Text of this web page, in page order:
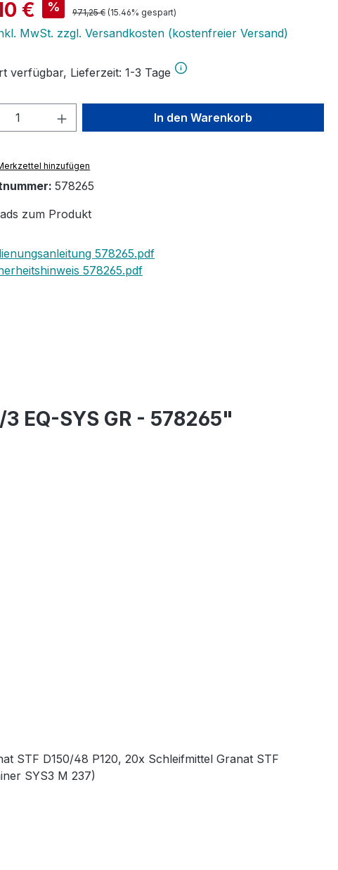
€ % Regulärer Preis:
971,25 € (15.46% gespart)
MwSt. zzgl. Versandkosten (kostenfreier Versand)
verfügbar, Lieferzeit: 1-3 Tage
Anzahl: Gib den gewünschten Wert
In den Warenkorb
hinzufügen
578265
zum Produkt
578265.pdf
578265.pdf
EQ-SYS GR - 578265"
STF D150/48 P120, 20x Schleifmittel Granat STF
SYS3 M 237)